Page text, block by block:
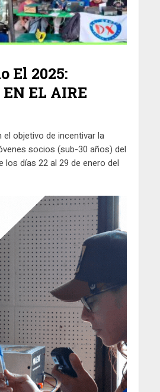
El 2025:
EL AIRE
el objetivo de incentivar la
socios (sub-30 años) del
los días 22 al 29 de enero del